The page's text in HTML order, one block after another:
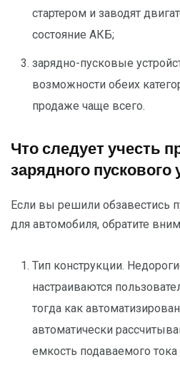
стартером и заводят
состояние АКБ;
зарядно-пусковые
возможности обеих
продаже чаще всего.
Что следует учесть
зарядного пускового
Если вы решили обзавестись
для автомобиля, обратите
Тип конструкции.
настраиваются
тогда как
автоматически
емкость подаваемого